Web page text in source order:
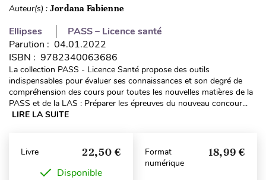
Auteur(s) : Jordana Fabienne
Ellipses
PASS – Licence santé
Parution : 04.01.2022
ISBN : 9782340063686
La collection PASS - Licence Santé propose des outils
indispensables pour évaluer ses connaissances et son degré de
compréhension des cours pour toutes les nouvelles matières de la
PASS et de la LAS : Préparer les épreuves du nouveau concour...
LIRE LA SUITE
Livre 22,50 €
Disponible
Format
numérique
18,99 €